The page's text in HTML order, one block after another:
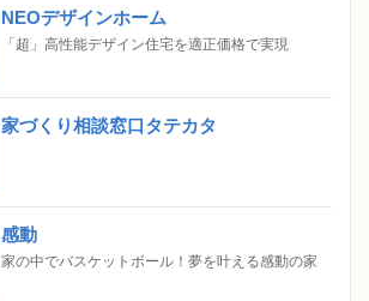
NEOデザインホーム
「超」高性能デザイン住宅を適正価格で実現
家づくり相談窓口タテカタ
感動
家の中でバスケットボール！夢を叶える感動の家